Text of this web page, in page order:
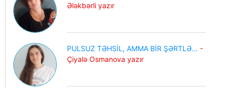
Ələkbərli yazır
PULSUZ TƏHSİL, AMMA BİR ŞƏRTLƏ... -
Çiyalə Osmanova yazır